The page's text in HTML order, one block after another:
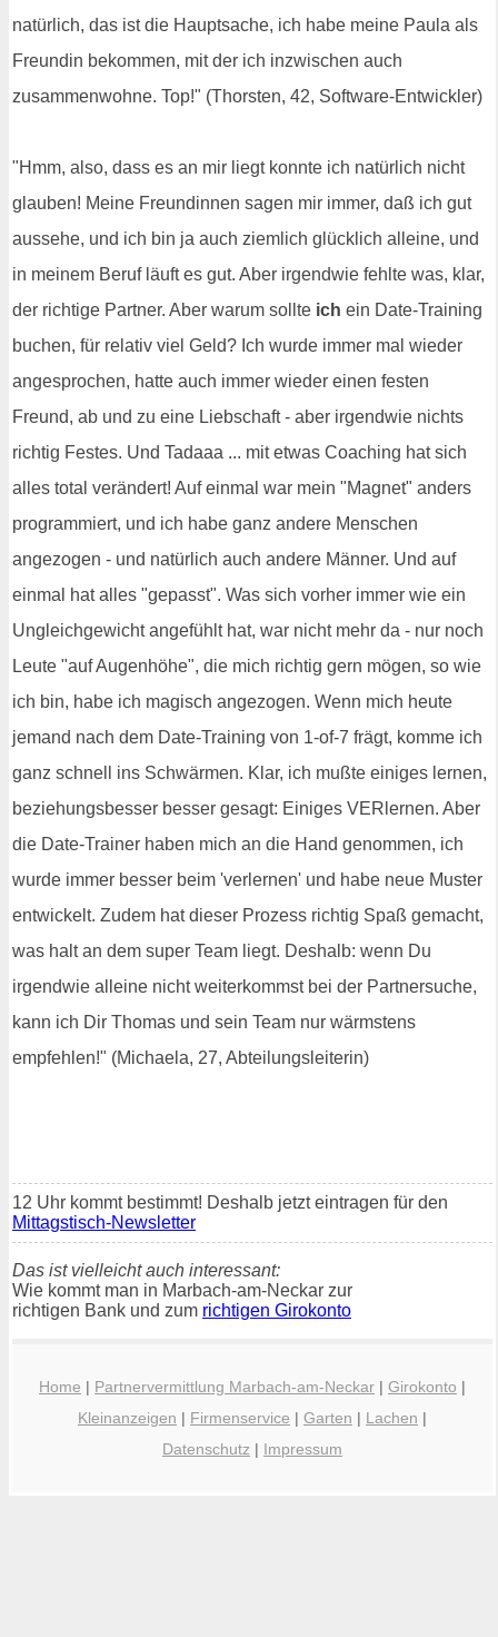
natürlich, das ist die Hauptsache, ich habe meine Paula als
Freundin bekommen, mit der ich inzwischen auch
zusammenwohne. Top!" (Thorsten, 42, Software-Entwickler)
"Hmm, also, dass es an mir liegt konnte ich natürlich nicht
glauben! Meine Freundinnen sagen mir immer, daß ich gut
aussehe, und ich bin ja auch ziemlich glücklich alleine, und
in meinem Beruf läuft es gut. Aber irgendwie fehlte was, klar,
der richtige Partner. Aber warum sollte ich ein Date-Training
buchen, für relativ viel Geld? Ich wurde immer mal wieder
angesprochen, hatte auch immer wieder einen festen
Freund, ab und zu eine Liebschaft - aber irgendwie nichts
richtig Festes. Und Tadaaa ... mit etwas Coaching hat sich
alles total verändert! Auf einmal war mein "Magnet" anders
programmiert, und ich habe ganz andere Menschen
angezogen - und natürlich auch andere Männer. Und auf
einmal hat alles "gepasst". Was sich vorher immer wie ein
Ungleichgewicht angefühlt hat, war nicht mehr da - nur noch
Leute "auf Augenhöhe", die mich richtig gern mögen, so wie
ich bin, habe ich magisch angezogen. Wenn mich heute
jemand nach dem Date-Training von 1-of-7 frägt, komme ich
ganz schnell ins Schwärmen. Klar, ich mußte einiges lernen,
beziehungsbesser besser gesagt: Einiges VERlernen. Aber
die Date-Trainer haben mich an die Hand genommen, ich
wurde immer besser beim 'verlernen' und habe neue Muster
entwickelt. Zudem hat dieser Prozess richtig Spaß gemacht,
was halt an dem super Team liegt. Deshalb: wenn Du
irgendwie alleine nicht weiterkommst bei der Partnersuche,
kann ich Dir Thomas und sein Team nur wärmstens
empfehlen!" (Michaela, 27, Abteilungsleiterin)
12 Uhr kommt bestimmt! Deshalb jetzt eintragen für den
Mittagstisch-Newsletter
Das ist vielleicht auch interessant:
Wie kommt man in Marbach-am-Neckar zur
richtigen Bank und zum richtigen Girokonto
Home | Partnervermittlung Marbach-am-Neckar | Girokonto |
Kleinanzeigen | Firmenservice | Garten | Lachen |
Datenschutz | Impressum